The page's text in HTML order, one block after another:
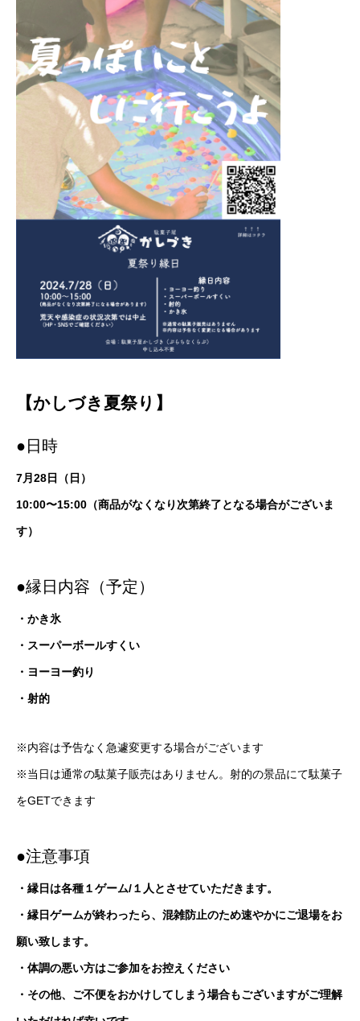
【かしづき夏祭り】
●日時
7月28日（日）
10:00〜15:00（商品がなくなり次第終了となる場合がございま
す）
●縁日内容（予定）
・かき氷
・スーパーボールすくい
・ヨーヨー釣り
・射的
※内容は予告なく急遽変更する場合がございます
※当日は通常の駄菓子販売はありません。射的の景品にて駄菓子
をGETできます
●注意事項
・縁日は各種１ゲーム/１人とさせていただきます。
・縁日ゲームが終わったら、混雑防止のため速やかにご退場をお
願い致します。
・体調の悪い方はご参加をお控えください
・その他、ご不便をおかけしてしまう場合もございますがご理解